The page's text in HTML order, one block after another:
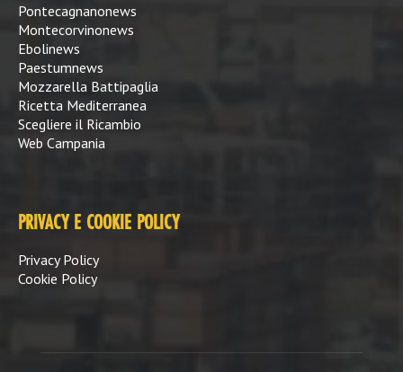
Pontecagnanonews
Montecorvinonews
Ebolinews
Paestumnews
Mozzarella Battipaglia
Ricetta Mediterranea
Scegliere il Ricambio
Web Campania
PRIVACY E COOKIE POLICY
Privacy Policy
Cookie Policy